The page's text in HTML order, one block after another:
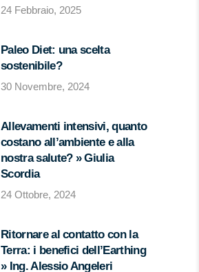
24 Febbraio, 2025
Paleo Diet: una scelta
sostenibile?
30 Novembre, 2024
Allevamenti intensivi, quanto
costano all’ambiente e alla
nostra salute? » Giulia
Scordia
24 Ottobre, 2024
Ritornare al contatto con la
Terra: i benefici dell’Earthing
» Ing. Alessio Angeleri